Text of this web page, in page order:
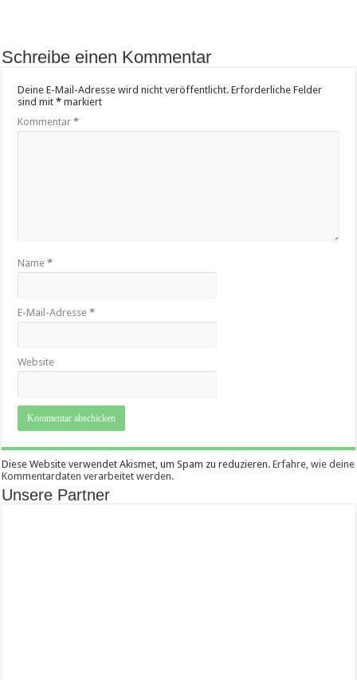
Schreibe einen Kommentar
Deine E-Mail-Adresse wird nicht veröffentlicht. Erforderliche Felder
sind mit* markiert
Kommentar*
Name*
E-Mail-Adresse*
Website
Diese Website verwendet Akismet, um Spam zu reduzieren.Erfahre, wie deine
Kommentardaten verarbeitet werden.
Unsere Partner